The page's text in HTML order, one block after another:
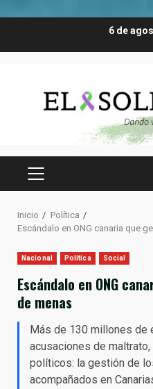
6 de
MENÚ
Inicio
Política
Escándalo en ONG canaria que
Nacional Política Social
Escándalo en ONG
de menas
Más de 130 millones de
acusaciones de
políticos: la gestión de
acompañados en